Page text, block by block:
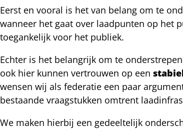
Eerst en vooral is het van belang om te
wanneer het gaat over laadpunten op het
toegankelijk voor het publiek.
Echter is het belangrijk om te
ook hier kunnen vertrouwen op een
wensen wij als federatie een paar
bestaande vraagstukken omtrent
We maken hierbij een gedeeltelijk